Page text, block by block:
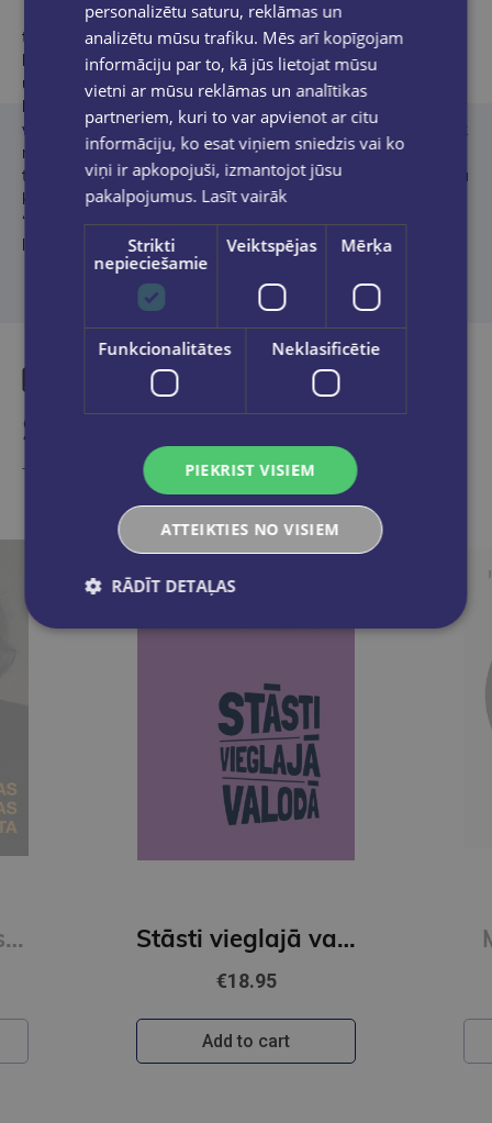
Dzejniece, prozaiķe un dramaturģeInga Gaile (1976)
trīsdesmit rakstniecības gados ir laidusi klajā deviņus dzejas
krājumus (no tiem divus bērniem), sešas lugas, piecus romānus
un nu jau arī otro stāstu krājumu. Viņas darbi tulkoti angļu,
bengāļu, igauņu, itāļu, lietuviešu, poļu, spāņu, vācu, zviedru u. c.
valodās. Lasītāji un žūrijas viņas veikumu ir novērtējuši ar vairāk
nekā desmit dažādām balvām un prēmijām. Inga Gaile ir
trīskārtēja Latvijas Literatūras gada balvas laureāte: par dzejoļu
krājumu bērniem “Vai otrā grupa mani dzird?” (2015), romānu
“Skaistās” (Dienas Grāmata, 2020) un par dramaturģijas darbu,
lugu “Sliktā māte” (Dienas Grāmata, 2025).
Similar products
Take a look
Franas Lībovicas lasāmgrāmata Stāsti vieglajā valodā 3. grāmata
€18.95
Add to cart
personalizētu saturu, reklāmas un
analizētu mūsu trafiku. Mēs arī kopīgojam
informāciju par to, kā jūs lietojat mūsu
vietni ar mūsu reklāmas un analītikas
partneriem, kuri to var apvienot ar citu
informāciju, ko esat viņiem sniedzis vai ko
viņi ir apkopojuši, izmantojot jūsu
pakalpojumus. Lasīt vairāk
Strikti
nepieciešamie
Veiktspējas Mērķa
Funkcionalitātes Neklasificētie
PIEKRIST VISIEM
ATTEIKTIES NO VISIEM
RĀDĪT DETAĻAS